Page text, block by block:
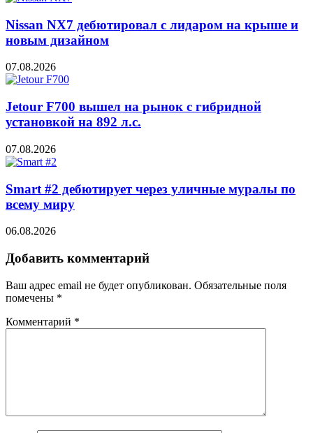
Nissan NX7 дебютировал с лидаром на крыше и
новым дизайном
07.08.2026
Jetour F700 вышел на рынок с гибридной
установкой на 892 л.с.
07.08.2026
Smart #2 дебютирует через уличные муралы по
всему миру
06.08.2026
Добавить комментарий
Ваш адрес email не будет опубликован. Обязательные поля
помечены *
Комментарий *